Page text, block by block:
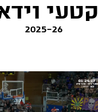
קטעי
2025-26